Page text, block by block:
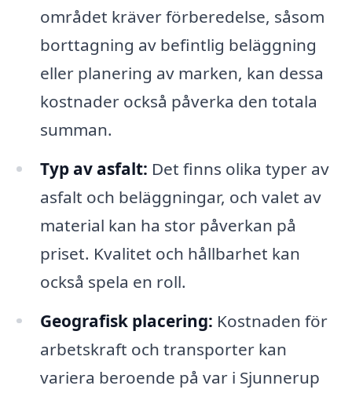
området kräver förberedelse, såsom
borttagning av befintlig beläggning
eller planering av marken, kan dessa
kostnader också påverka den totala
summan.
Typ av asfalt: Det finns olika typer av
asfalt och beläggningar, och valet av
material kan ha stor påverkan på
priset. Kvalitet och hållbarhet kan
också spela en roll.
Geografisk placering: Kostnaden för
arbetskraft och transporter kan
variera beroende på var i Sjunnerup